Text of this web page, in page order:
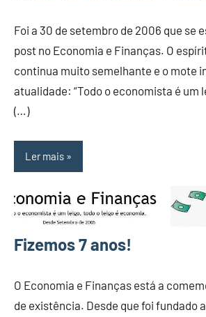
Foi a 30 de setembro de 2006 que se
post no Economia e Finanças. O
continua muito semelhante e o mote
atualidade: “Todo o economista é um
(…)
Ler mais
Fizemos 7 anos!
O Economia e Finanças está a
de existência. Desde que foi fundado